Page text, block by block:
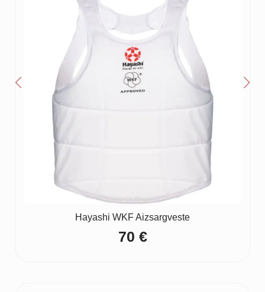
Hayashi WKF Aizsargveste
70 €